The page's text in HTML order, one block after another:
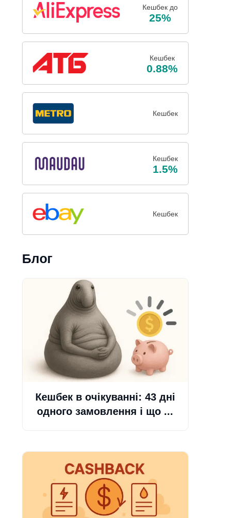
Кешбек до
25%
Кешбек
0.88%
Кешбек
Кешбек
1.5%
Кешбек
Блог
Кешбек в очікуванні: 43 дні
одного замовлення і що ...